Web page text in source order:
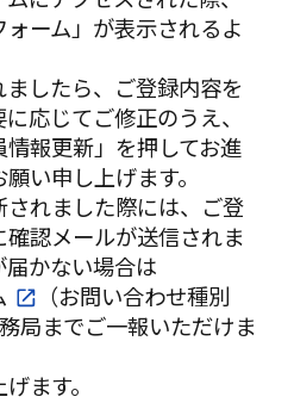
ォーム」が表示されるよ
したら、ご登録内容を
応じてご修正のうえ、
情報更新」を押してお進
い申し上げます。
れました際には、ご登
認メールが送信されま
かない場合は
（お問い合わせ種別
局までご一報いただけま
ます。